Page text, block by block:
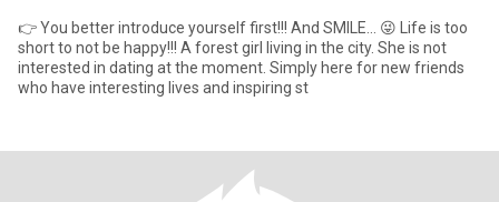
👉 You better introduce yourself first!!! And SMILE... 😜 Life is too
short to not be happy!!! A forest girl living in the city. She is not
interested in dating at the moment. Simply here for new friends
who have interesting lives and inspiring st